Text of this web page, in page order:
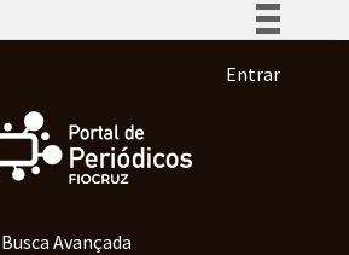
Participe
Acesso à informação
Menu de
Entrar
Busca Avançada